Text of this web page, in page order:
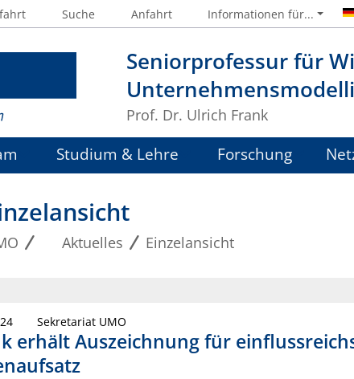
Seniorprofessur für
Prof. Dr. Ulrich Frank
Suche Anfahrt Informationen für...
Studium & Lehre Forschung
Aktuelles Einzelansicht
Sekretariat UMO
erhält Auszeichnung für